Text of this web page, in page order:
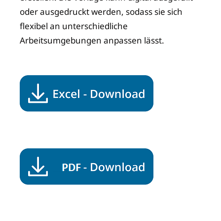
oder ausgedruckt werden, sodass sie sich
flexibel an unterschiedliche
Arbeitsumgebungen anpassen lässt.